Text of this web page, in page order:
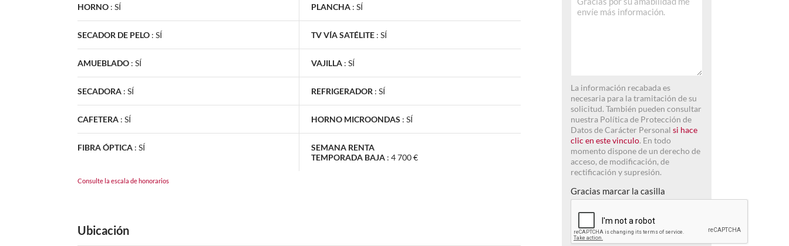
HORNO : SÍ PLANCHA : SÍ
SECADOR DE PELO : SÍ TV VÍA SATÉLITE : SÍ
AMUEBLADO : SÍ VAJILLA : SÍ
SECADORA : SÍ REFRIGERADOR : SÍ
CAFETERA : SÍ HORNO MICROONDAS : SÍ
FIBRA ÓPTICA : SÍ
SEMANA RENTA
TEMPORADA BAJA : 4 700 €
Consulte la escala de honorarios
Ubicación
La información recabada es
necesaria para la tramitación de su
solicitud. También pueden consultar
nuestra Política de Protección de
Datos de Carácter Personal si hace
clic en este vinculo. En todo
momento dispone de un derecho de
acceso, de modificación, de
rectificación y supresión.
Gracias marcar la casilla